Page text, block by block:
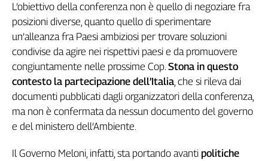
trasmissioni
tv
Work
Progress
L'Italia
nel
Lavoro
Territori
Molise
L’obiettivo della conferenza non è quello di negoziare fra
posizioni diverse, quanto quello di sperimentare
un’alleanza fra Paesi ambiziosi per trovare soluzioni
condivise da agire nei rispettivi paesi e da promuovere
congiuntamente nelle prossime Cop. Stona in questo
contesto la partecipazione dell’Italia, che si rileva dai
documenti pubblicati dagli organizzatori della conferenza,
ma non è confermata da nessun documento del governo
e del ministero dell’Ambiente.
Il Governo Meloni, infatti, sta portando avanti politiche